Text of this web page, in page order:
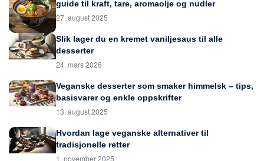
guide til kraft, tare, aromaolje og nudler
27. august 2025
Slik lager du en kremet vaniljesaus til alle
desserter
24. mars 2026
Veganske desserter som smaker himmelsk – tips,
basisvarer og enkle oppskrifter
13. august 2025
Hvordan lage veganske alternativer til
tradisjonelle retter
1. november 2025